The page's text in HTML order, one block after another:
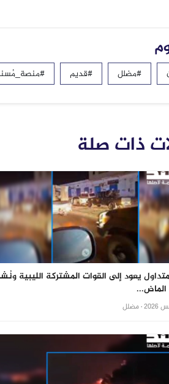
#مضلل #قديم
ذات صلة
يعود إلى القوات المشتركة الليبية
· مضلل